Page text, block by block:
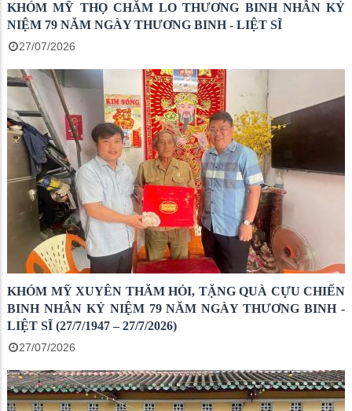
KHÓM MỸ THỌ CHĂM LO THƯƠNG BINH NHÂN KỶ
NIỆM 79 NĂM NGÀY THƯƠNG BINH - LIỆT SĨ
27/07/2026
KHÓM MỸ XUYÊN THĂM HỎI, TẶNG QUÀ CỰU CHIẾN
BINH NHÂN KỶ NIỆM 79 NĂM NGÀY THƯƠNG BINH -
LIỆT SĨ (27/7/1947 – 27/7/2026)
27/07/2026